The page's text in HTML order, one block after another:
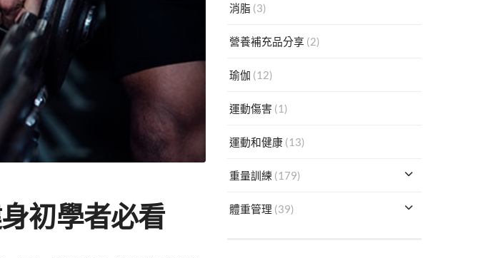
初學者必看
消脂 (3)
營養補充品分享 (2)
瑜伽 (12)
運動傷害 (1)
運動和健康(13)
重量訓練 (179)
體重管理 (39)